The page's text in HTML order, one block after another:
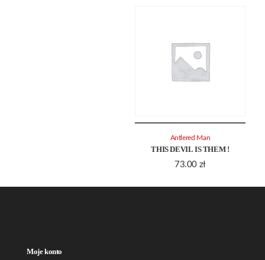
THIS DEVIL IS THEM !
73.00 zł
Antlered Man
Moje konto